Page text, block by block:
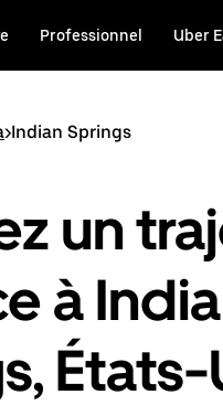
Professionnel Uber
>Indian Springs
un
à
États-